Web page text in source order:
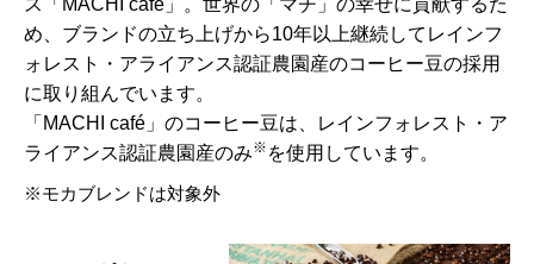
め、ブランドの立ち上げから10年以上継続してレインフ
ォレスト・アライアンス認証農園産のコーヒー豆の採用
に取り組んでいます。
「MACHI café」のコーヒー豆は、レインフォレスト・ア
ライアンス認証農園産のみ※ を使用しています。
モカブレンドは対象外